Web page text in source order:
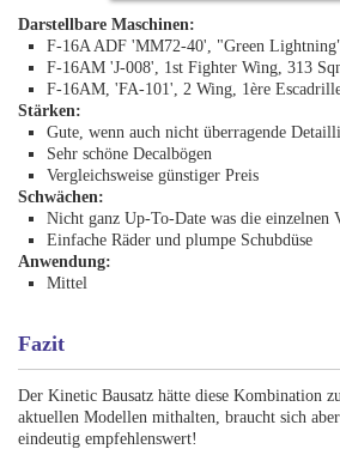
Darstellbare Maschinen:
F-16A ADF 'MM72-40', "Green
F-16AM 'J-008', 1st Fighter Wing, 313
F-16AM, 'FA-101', 2 Wing, 1ère
Stärken:
Gute, wenn auch nicht überragende
Sehr schöne Decalbögen
Vergleichsweise günstiger Preis
Schwächen:
Nicht ganz Up-To-Date was die einzelnen
Einfache Räder und plumpe Schubdüse
Anwendung:
Mittel
Fazit
Der Kinetic Bausatz hätte diese Kombination
aktuellen Modellen mithalten, braucht sich
eindeutig empfehlenswert!